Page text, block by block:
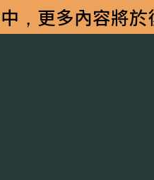
，更多內容將於